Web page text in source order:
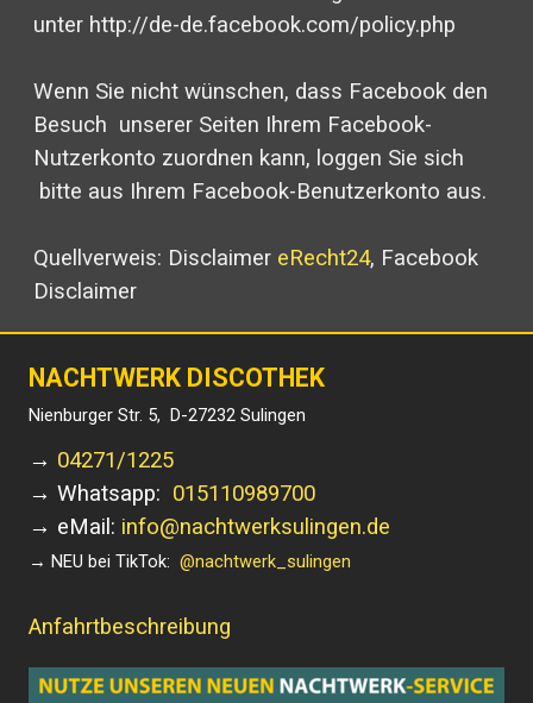
unter http://de-de.facebook.com/policy.php
Wenn Sie nicht wünschen, dass Facebook den
Besuch unserer Seiten Ihrem Facebook-
Nutzerkonto zuordnen kann, loggen Sie sich
bitte aus Ihrem Facebook-Benutzerkonto aus.
Quellverweis: Disclaimer eRecht24, Facebook
Disclaimer
NACHTWERK DISCOTHEK
Nienburger Str. 5, D-27232 Sulingen
→ 04271/1225
→ Whatsapp: 015110989700
→ eMail: info@nachtwerksulingen.de
→ NEU bei TikTok: @nachtwerk_sulingen
Anfahrtbeschreibung